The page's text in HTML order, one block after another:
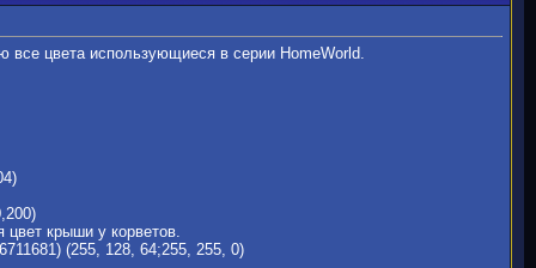
все цвета использующиеся в серии HomeWorld.
крыши у корветов.
(255, 128, 64;255, 255, 0)